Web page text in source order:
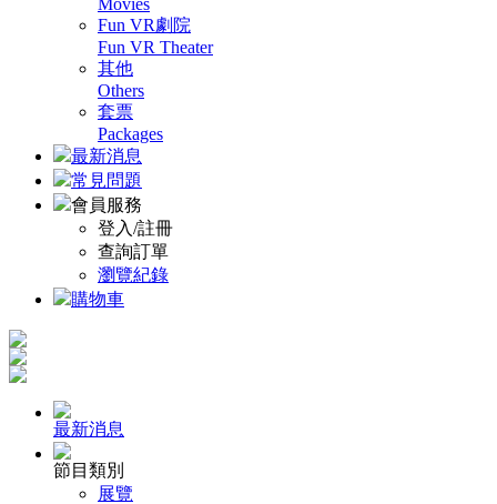
Fun VR劇院
Fun VR Theater
其他
Others
套票
Packages
最新消息
常見問題
會員服務
登入/註冊
查詢訂單
瀏覽紀錄
購物車
最新消息
節目類別
展覽